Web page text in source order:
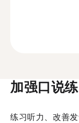
加强口说
练习听力、改善